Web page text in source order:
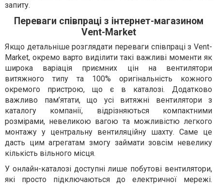
запиту.
Переваги співпраці з інтернет-магазином
Vent-Market
Якщо детальніше розглядати переваги співпраці з Vent-
Market, окремо варто виділити такі важливі моменти як
широка варіація приємних цін на вентилятори
витяжного типу та 100% оригінальність кожного
окремого пристрою, що є в каталозі. Додатково
важливо пам’ятати, що усі витяжні вентилятори з
каталогу компанії, відрізняються компактними
розмірами, невеликою вагою та можливістю легкого
монтажу у центральну вентиляційну шахту. Саме це
дасть цим агрегатам змогу займати зовсім невелику
кількість вільного місця.
У онлайн-каталозі доступні лише побутові вентилятори,
які просто підключаються до електричної мережі.